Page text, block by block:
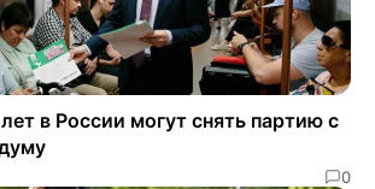
в России могут снять партию с
0